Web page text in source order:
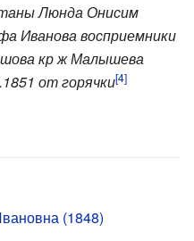
Люнда Онисим
Иванова восприемники
кр ж Малышева
от горячки[4]
(1848)